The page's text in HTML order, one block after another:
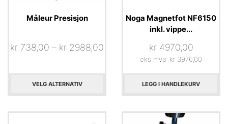
Måleur Presisjon
kr 738,00 – kr 2988,00
VELG ALTERNATIV
Noga Magnetfot NF6150
inkl. vippe...
kr4970,00
eks mva: kr 3976,00
LEGG I HANDLEKURV